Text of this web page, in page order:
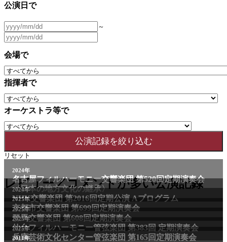
公演日で
～
会場で
指揮者で
オーケストラ等で
リセット
レビュー／コメントが多い公演記録
2024年
名古屋フィルハーモニー交響楽団 第520回定期演奏会
〈日本の地方文化の継承〉
2024年
NHK交響楽団 第2016回定期公演 Aプログラム
2025年
京都市交響楽団 第699回定期演奏会
2025年
群馬交響楽団 第608回定期演奏会
2025年
仙台フィルハーモニー管弦楽団 第383回 定期演奏会
2025年
兵庫芸術文化センター管弦楽団 第165回定期演奏会
2011年